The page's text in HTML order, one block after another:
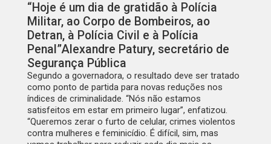
“Hoje é um dia de gratidão à Polícia
Militar, ao Corpo de Bombeiros, ao
Detran, à Polícia Civil e à Polícia
Penal”Alexandre Patury, secretário de
Segurança Pública
Segundo a governadora, o resultado deve ser tratado
como ponto de partida para novas reduções nos
índices de criminalidade. “Nós não estamos
satisfeitos em estar em primeiro lugar”, enfatizou.
“Queremos zerar o furto de celular, crimes violentos
contra mulheres e feminicídio. É difícil, sim, mas